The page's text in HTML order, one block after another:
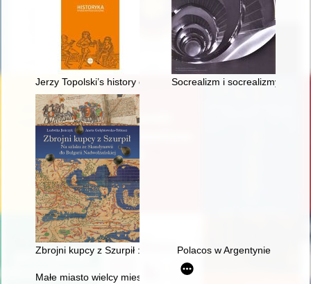
Jerzy Topolski’s history of historiographySocrealizm i socrealizmy :
Zbrojni kupcy z Szurpił : na szlaku ze Skandynawii do Bułgarii
Polacos w Argentynie
Małe miasto wielcy mieszkańcy : Krzyccy